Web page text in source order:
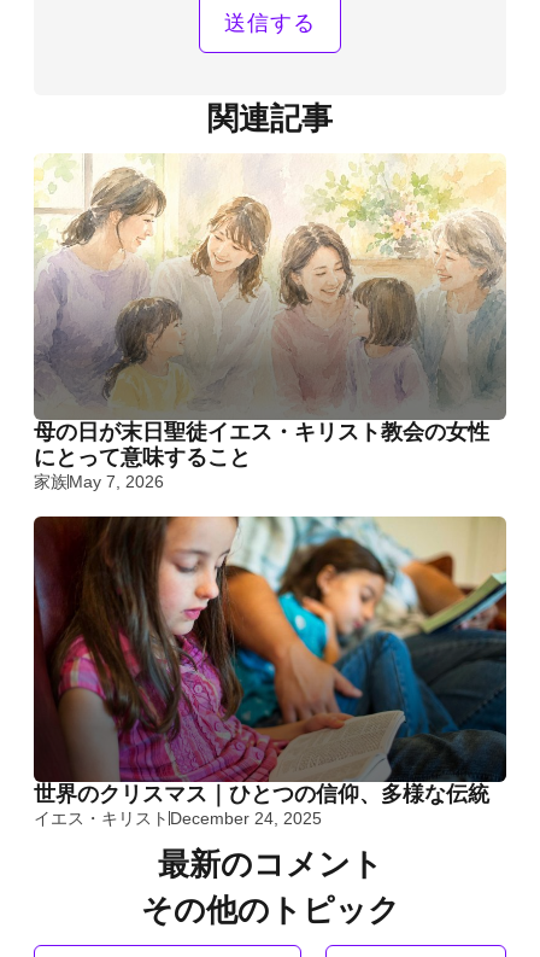
関連記事
母の日が末日聖徒イエス・キリスト教会の女性
にとって意味すること
家族May 7, 2026
世界のクリスマス｜ひとつの信仰、多様な伝統
イエス・キリスト December 24, 2025
最新のコメント
その他のトピック